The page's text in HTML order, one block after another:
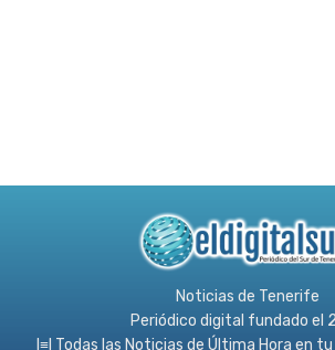
Noticias de Tenerife
Periódico digital fundado el
l≡l Todas las Noticias de Última Hora en